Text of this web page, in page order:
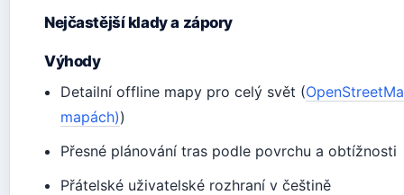
Nejčastější klady a zápory
Výhody
Detailní offline mapy pro celý svět (
mapách))
Přesné plánování tras podle povrchu a obtížnosti
Přátelské uživatelské rozhraní v češtině